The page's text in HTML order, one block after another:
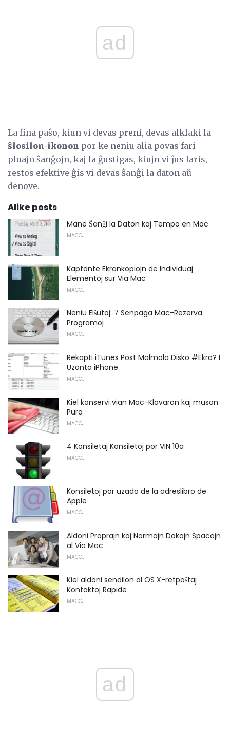
ad
La fina paŝo, kiun vi devas preni, devas alklaki la
ŝlosilon-ikonon por ke neniu alia povas fari
pluajn ŝanĝojn, kaj la ĝustigas, kiujn vi ĵus faris,
restos efektive ĝis vi devas ŝanĝi la daton aŭ
denove.
Alike posts
Mane Ŝanĝi la Daton kaj Tempo en Mac
MACOJ
Kaptante Ekrankopiojn de Individuaj
Elementoj sur Via Mac
MACOJ
Neniu Elŝutoj: 7 Senpaga Mac-Rezerva
Programoj
MACOJ
Rekapti iTunes Post Malmola Disko #Ekra? I
Uzanta iPhone
MACOJ
Kiel konservi vian Mac-Klavaron kaj muson
Pura
MACOJ
4 Konsiletaj Konsiletoj por VIN 10a
MACOJ
Konsiletoj por uzado de la adreslibro de
Apple
MACOJ
Aldoni Proprajn kaj Normajn Dokajn Spacojn
al Via Mac
MACOJ
Kiel aldoni sendilon al OS X-retpoŝtaj
Kontaktoj Rapide
MACOJ
ad